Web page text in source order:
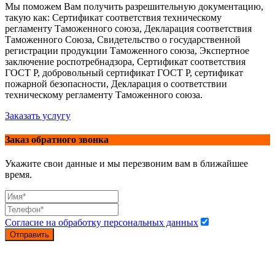
Мы поможем Вам получить разрешительную документацию,
такую как: Сертификат соответствия техническому
регламенту Таможенного союза, Декларация соответствия
Таможенного Союза, Свидетельство о государственной
регистрации продукции Таможенного союза, Экспертное
заключение роспотребнадзора, Сертификат соответствия
ГОСТ Р, добровольный сертификат ГОСТ Р, сертификат
пожарной безопасности, Декларация о соответствии
техническому регламенту Таможенного союза.
Заказать услугу
Заказ обратного звонка
Укажите свои данные и мы перезвоним вам в ближайшее
время.
Согласие на обработку персональных данных
Отправить